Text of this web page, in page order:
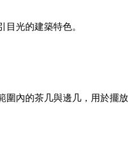
目光的建築特色。
圍內的茶几與邊几，用於擺放